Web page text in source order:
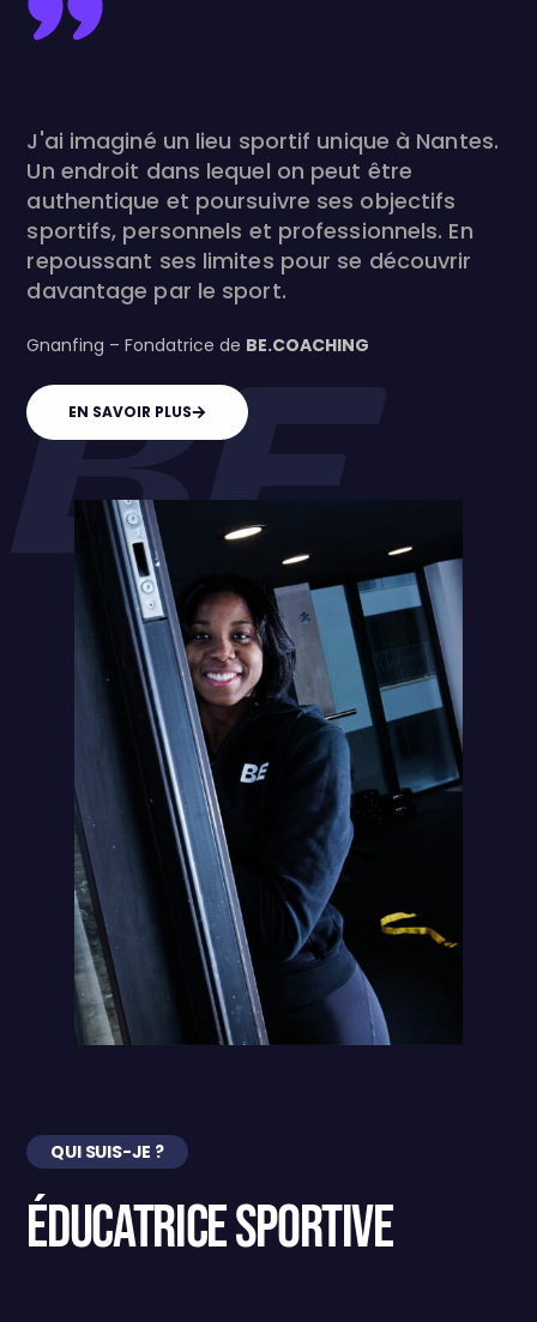
J'ai imaginé un lieu sportif unique à Nantes.
Un endroit dans lequel on peut être
authentique et poursuivre ses objectifs
sportifs, personnels et professionnels. En
repoussant ses limites pour se découvrir
davantage par le sport.
Gnanfing – Fondatrice de BE.COACHING
EN SAVOIR PLUS
QUI SUIS-JE ?
Éducatrice sportive